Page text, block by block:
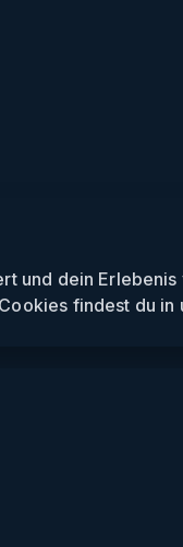
und dein
findest du in